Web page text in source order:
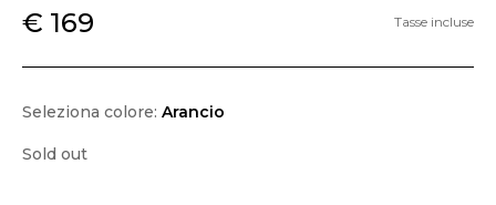
€ 169 Tasse incluse
Seleziona colore: Arancio
Sold out